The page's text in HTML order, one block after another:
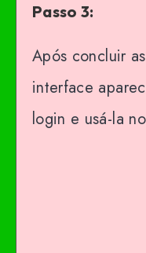
Passo 3:
Após concluir
interface
login e usá-la